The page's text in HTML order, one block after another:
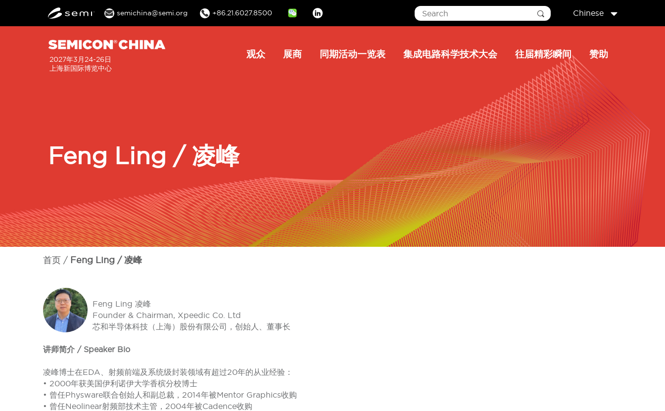
semichina@semi.org +86.21.6027.8500
Linkedin
Chinese
2027年3月24-26日
上海新国际博览中心
Main
观众 展商 同期活动一览表 集成电路科学技术大会 往届精彩瞬间 赞助
Feng Ling / 凌峰
首页 Feng Ling / 凌峰
Feng Ling 凌峰
Founder & Chairman, Xpeedic Co. Ltd
芯和半导体科技（上海）股份有限公司，创始人、董事长
讲师简介 / Speaker Bio
凌峰博士在EDA、射频前端及系统级封装领域有超过20年的从业经验：
• 2000年获美国伊利诺伊大学香槟分校博士
• 曾任Physware联合创始人和副总裁，2014年被Mentor Graphics收购
• 曾任Neolinear射频部技术主管，2004年被Cadence收购